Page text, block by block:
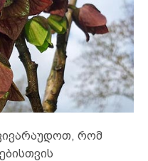
რომ